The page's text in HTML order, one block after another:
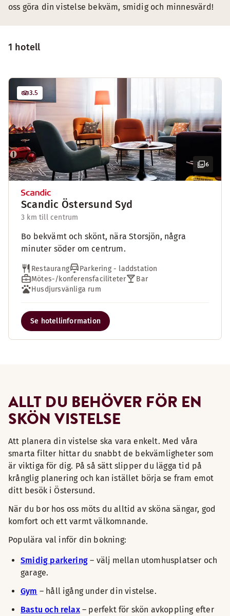
1 hotell
6
3.5
Scandic Östersund Syd
3 km till centrum
Bo bekvämt och skönt, nära Storsjön, några
minuter söder om centrum.
Restaurang
Parkering - laddstation
Mötes-/konferensfaciliteter
Bar
Husdjursvänliga rum
Se hotellinformation
ALLT DU BEHÖVER FÖR EN
SKÖN VISTELSE
Att planera din vistelse ska vara enkelt. Med våra
smarta filter hittar du snabbt de bekvämligheter som
är viktiga för dig. På så sätt slipper du lägga tid på
krånglig planering och kan istället börja se fram emot
ditt besök i Östersund.
När du bor hos oss möts du alltid av sköna sängar, god
komfort och ett varmt välkomnande.
Populära val inför din bokning:
Smidig parkering – välj mellan utomhusplatser och
garage.
Gym – håll igång under din vistelse.
Bastu och relax– perfekt för skön avkoppling efter
oss göra din vistelse bekväm, smidig och minnesvärd!